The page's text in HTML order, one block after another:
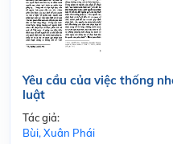
Yêu cầu của việc thống
luật
Tác giả:
Bùi, Xuân Phái